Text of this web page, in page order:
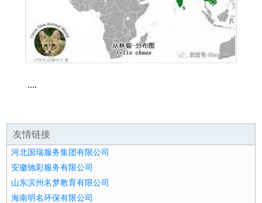
....
友情链接
河北国瑞服务集团有限公司
安徽驰彩服务有限公司
山东滨州名梦教育有限公司
海南明名环保有限公司